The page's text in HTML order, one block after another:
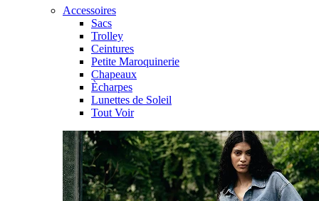
Accessoires
Sacs
Trolley
Ceintures
Petite Maroquinerie
Chapeaux
Ècharpes
Lunettes de Soleil
Tout Voir